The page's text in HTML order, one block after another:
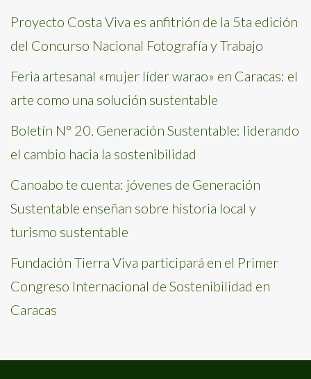
Proyecto Costa Viva es anfitrión de la 5ta edición
del Concurso Nacional Fotografía y Trabajo
Feria artesanal «mujer líder warao» en Caracas: el
arte como una solución sustentable
Boletín N° 20. Generación Sustentable: liderando
el cambio hacia la sostenibilidad
Canoabo te cuenta: jóvenes de Generación
Sustentable enseñan sobre historia local y
turismo sustentable
Fundación Tierra Viva participará en el Primer
Congreso Internacional de Sostenibilidad en
Caracas